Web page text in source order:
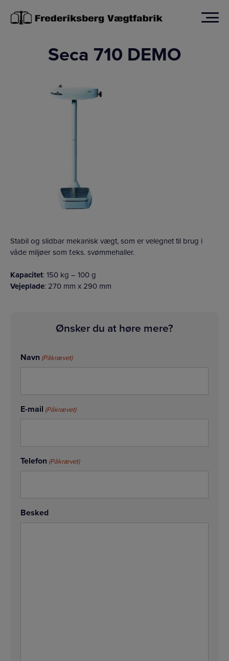
indholdet
Seca 710 DEMO
Stabil og slidbar mekanisk vægt, som er velegnet til brug i
våde miljøer som f.eks. svømmehaller.
Kapacitet: 150 kg – 100 g
Vejeplade: 270 mm x 290 mm
Ønsker du at høre mere?
Navn (Påkrævet)
E-mail (Påkrævet)
Telefon (Påkrævet)
Besked